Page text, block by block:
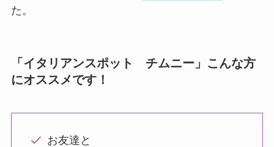
た。
「イタリアンスポット チムニー」こんな方
にオススメです！
お友達と